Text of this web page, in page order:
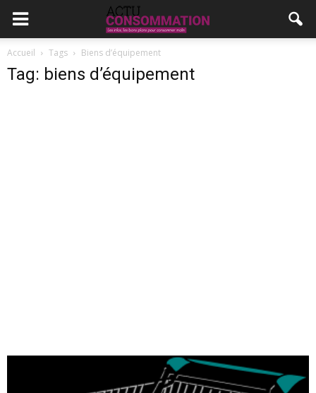
Accueil Tags Biens d’équipement
Tag: biens d’équipement